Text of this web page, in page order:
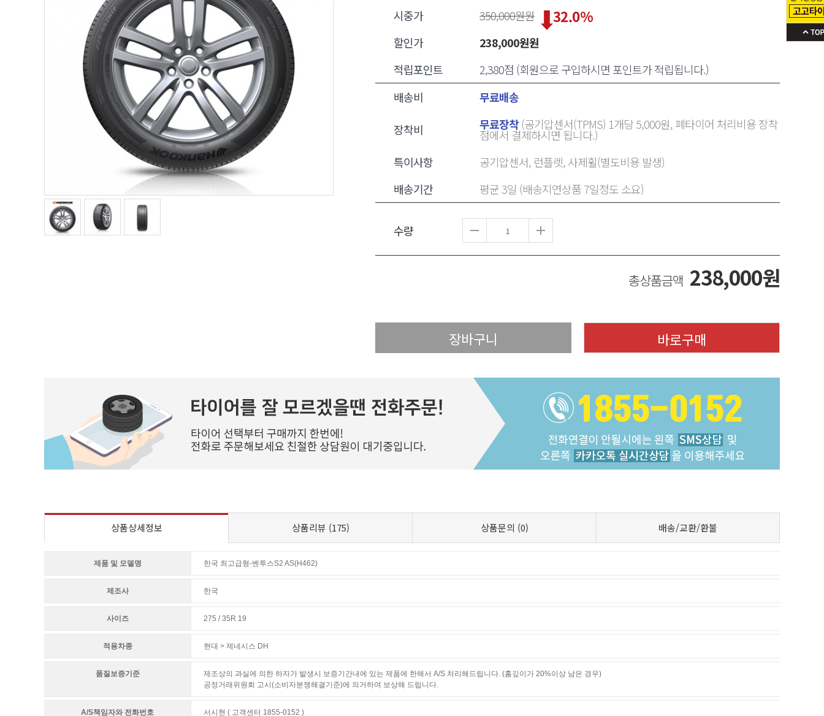
시중가
350,000원원
할인가
238,000원원
32.0%
적립포인트
2,380점 (회원으로 구입하시면 포인트가 적립됩니다.)
배송비
무료배송
장착비 무료장착(공기압센서(TPMS) 1개당 5,000원, 폐타이어 처리비용 장착
점에서 결제하시면 됩니다.)
특이사항
공기압센서, 런플렛, 사제휠(별도비용 발생)
배송기간
평균 3일 (배송지연상품 7일정도 소요)
수량
총상품금액 238,000원
상품상세정보 상품리뷰 (175) 상품문의 (0) 배송/교환/환불
제품 및 모델명 한국 최고급형-벤투스S2 AS(H462)
제조사 한국
사이즈 275 / 35R 19
적용차종 현대 > 제네시스 DH
품질보증기준
제조상의 과실에 의한 하자가 발생시 보증기간내에 있는 제품에 한해서 A/S 처리해드립니다. (홈깊이가 20%이상 남은 경우)
공정거래위원회 고시(소비자분쟁해결기준)에 의거하여 보상해 드립니다.
A/S책임자와 전화번호 서시현 ( 고객센터 1855-0152 )